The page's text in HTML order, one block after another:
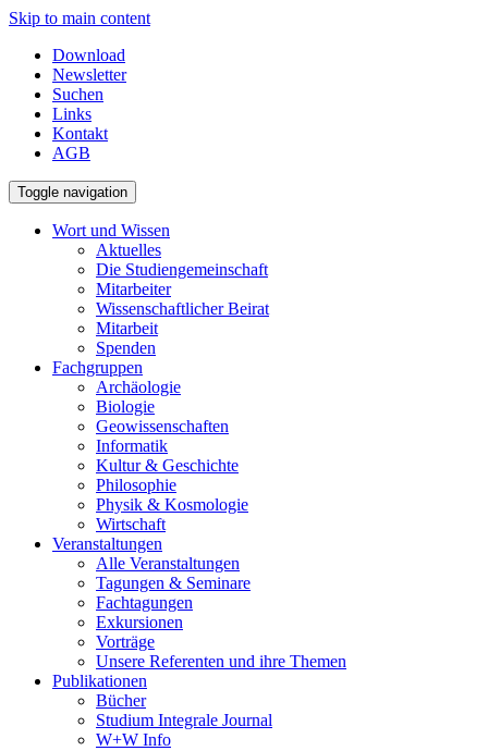
Skip to main content
Download
Newsletter
Suchen
Links
Kontakt
AGB
Toggle navigation
Wort und Wissen
Aktuelles
Die Studiengemeinschaft
Mitarbeiter
Wissenschaftlicher Beirat
Mitarbeit
Spenden
Fachgruppen
Archäologie
Biologie
Geowissenschaften
Informatik
Kultur & Geschichte
Philosophie
Physik & Kosmologie
Wirtschaft
Veranstaltungen
Alle Veranstaltungen
Tagungen & Seminare
Fachtagungen
Exkursionen
Vorträge
Unsere Referenten und ihre Themen
Publikationen
Bücher
Studium Integrale Journal
W+W Info